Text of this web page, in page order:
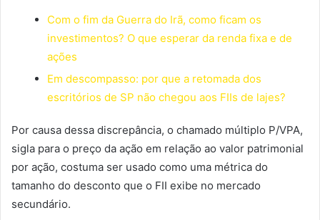
Com o fim da Guerra do Irã, como ficam os
investimentos? O que esperar da renda fixa e de
ações
Em descompasso: por que a retomada dos
escritórios de SP não chegou aos FIIs de lajes?
Por causa dessa discrepância, o chamado múltiplo P/VPA,
sigla para o preço da ação em relação ao valor patrimonial
por ação, costuma ser usado como uma métrica do
tamanho do desconto que o FII exibe no mercado
secundário.